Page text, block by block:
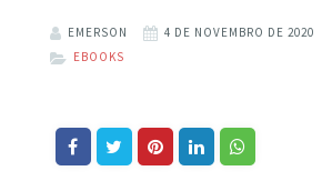
EMERSON 4 DE NOVEMBRO DE 2020
EBOOKS